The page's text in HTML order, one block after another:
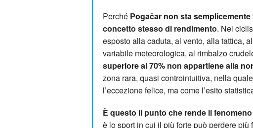
Perché Pogačar non sta
concetto stesso di rendimento. Nel
esposto alla caduta, al vento, alla tattica,
variabile meteorologica, al rimbalzo
superiore al 70% non appartiene alla
zona rara, quasi controintuitiva, nella
l’eccezione felice, ma come l’esito
È questo il punto che rende il
è lo sport in cui il più forte può perdere